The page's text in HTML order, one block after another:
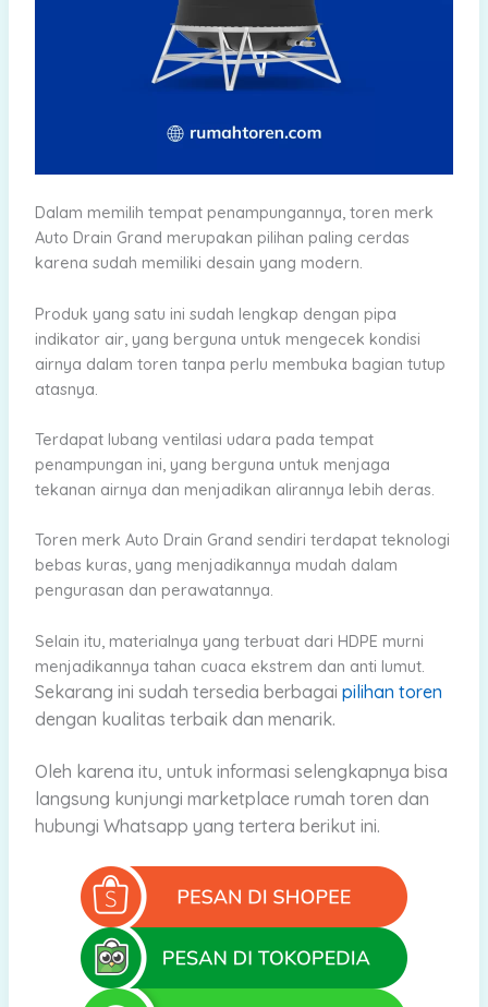
Dalam memilih tempat penampungannya, toren merk
Auto Drain Grand merupakan pilihan paling cerdas
karena sudah memiliki desain yang modern.
Produk yang satu ini sudah lengkap dengan pipa
indikator air, yang berguna untuk mengecek kondisi
airnya dalam toren tanpa perlu membuka bagian tutup
atasnya.
Terdapat lubang ventilasi udara pada tempat
penampungan ini, yang berguna untuk menjaga
tekanan airnya dan menjadikan alirannya lebih deras.
Toren merk Auto Drain Grand sendiri terdapat teknologi
bebas kuras, yang menjadikannya mudah dalam
pengurasan dan perawatannya.
Selain itu, materialnya yang terbuat dari HDPE murni
menjadikannya tahan cuaca ekstrem dan anti lumut.
Sekarang ini sudah tersedia berbagai pilihan toren
dengan kualitas terbaik dan menarik.
Oleh karena itu, untuk informasi selengkapnya bisa
langsung kunjungi marketplace rumah toren dan
hubungi Whatsapp yang tertera berikut ini.